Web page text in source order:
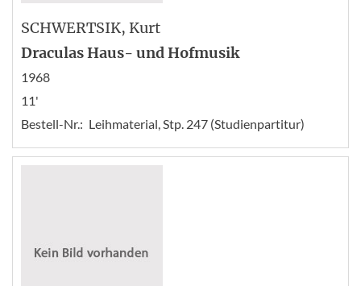
SCHWERTSIK, Kurt
Draculas Haus- und Hofmusik
1968
11'
Bestell-Nr.: Leihmaterial, Stp. 247 (Studienpartitur)